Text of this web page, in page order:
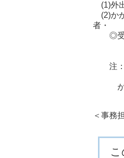
(1)外
(2)か
者・ 接
◎受診
９時
☎０
注：
（☎０
が必
＜事務